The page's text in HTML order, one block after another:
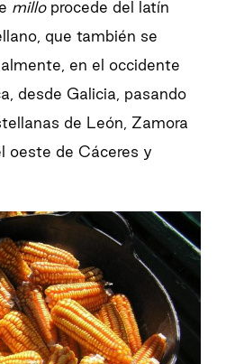
milloprocede del latín
que también se
en el occidente
desde Galicia, pasando
de León, Zamora
oeste de Cáceres y